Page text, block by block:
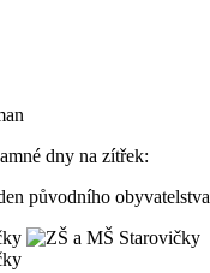
dny na zítřek:
původního obyvatelstva